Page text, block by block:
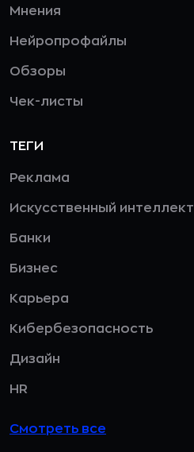
Мнения
Нейропрофайлы
Обзоры
Чек-листы
ТЕГИ
Реклама
Искусственный интеллект
Банки
Бизнес
Карьера
Кибербезопасность
Дизайн
HR
Смотреть все